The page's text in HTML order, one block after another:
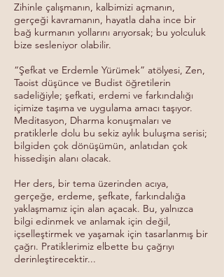
Zihinle çalışmanın, kalbimizi açmanın,
gerçeği kavramanın, hayatla daha ince bir
bağ kurmanın yollarını arıyorsak; bu yolculuk
bize sesleniyor olabilir.
“Şefkat ve Erdemle Yürümek” atölyesi, Zen,
Taoist düşünce ve Budist öğretilerin
sadeliğiyle; şefkati, erdemi ve farkındalığı
içimize taşıma ve uygulama amacı taşıyor.
Meditasyon, Dharma konuşmaları ve
pratiklerle dolu bu sekiz aylık buluşma serisi;
bilgiden çok dönüşümün, anlatıdan çok
hissedişin alanı olacak.
Her ders, bir tema üzerinden acıya,
gerçeğe, erdeme, şefkate, farkındalığa
yaklaşmamız için alan açacak. Bu, yalnızca
bilgi edinmek ve anlamak için değil,
içselleştirmek ve yaşamak için tasarlanmış bir
çağrı. Pratiklerimiz elbette bu çağrıyı
derinleştirecektir...